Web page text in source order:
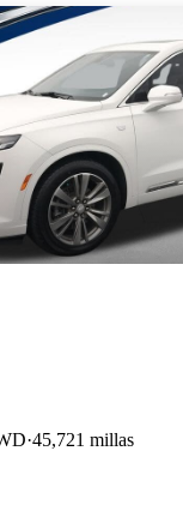
45,721 millas